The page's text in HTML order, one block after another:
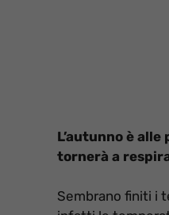
L’autunno è
tornerà a
Sembrano finiti i